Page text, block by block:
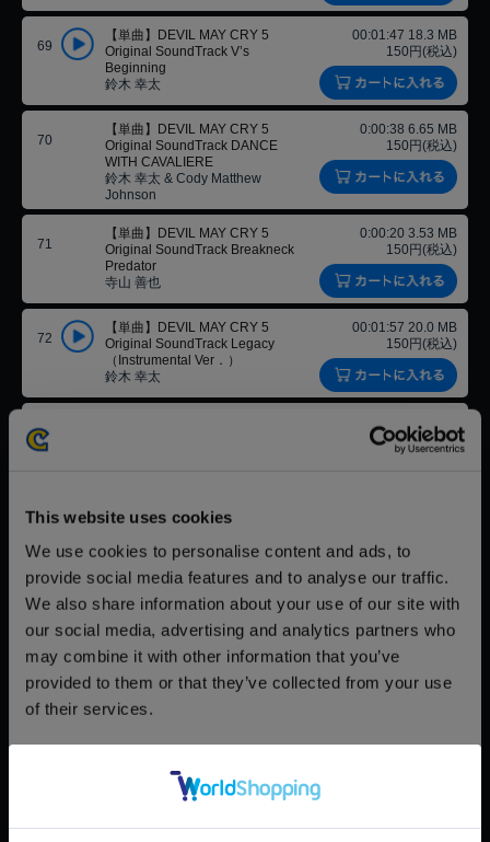
This website uses cookies
We use cookies to personalise content and ads, to
provide social media features and to analyse our traffic.
We also share information about your use of our site with
our social media, advertising and analytics partners who
may combine it with other information that you’ve
provided to them or that they’ve collected from your use
of their services.
69
【単曲】DEVIL MAY CRY 5
Original SoundTrack V’s
Beginning
鈴木 幸太
00:01:47 18.3 MB
150円(税込)
70
【単曲】DEVIL MAY CRY 5
Original SoundTrack DANCE
WITH CAVALIERE
鈴木 幸太 & Cody Matthew
Johnson
0:00:38 6.65 MB
150円(税込)
71
【単曲】DEVIL MAY CRY 5
Original SoundTrack Breakneck
Predator
寺山 善也
0:00:20 3.53 MB
150円(税込)
72
【単曲】DEVIL MAY CRY 5
Original SoundTrack Legacy
（Instrumental Ver．）
鈴木 幸太
00:01:57 20.0 MB
150円(税込)
73
00:01:29 15.2 MB
150円(税込)
74
【単曲】DEVIL MAY CRY 5
Demon’s Face
【単曲】DEVIL MAY CRY 5
Original SoundTrack Unwavering
鈴木 幸太 & John R. Graham
00:02:51 29.1 MB
150円(税込)
76
【単曲】DEVIL MAY CRY 5
【単曲】DEVIL MAY CRY 5
鈴木 幸太